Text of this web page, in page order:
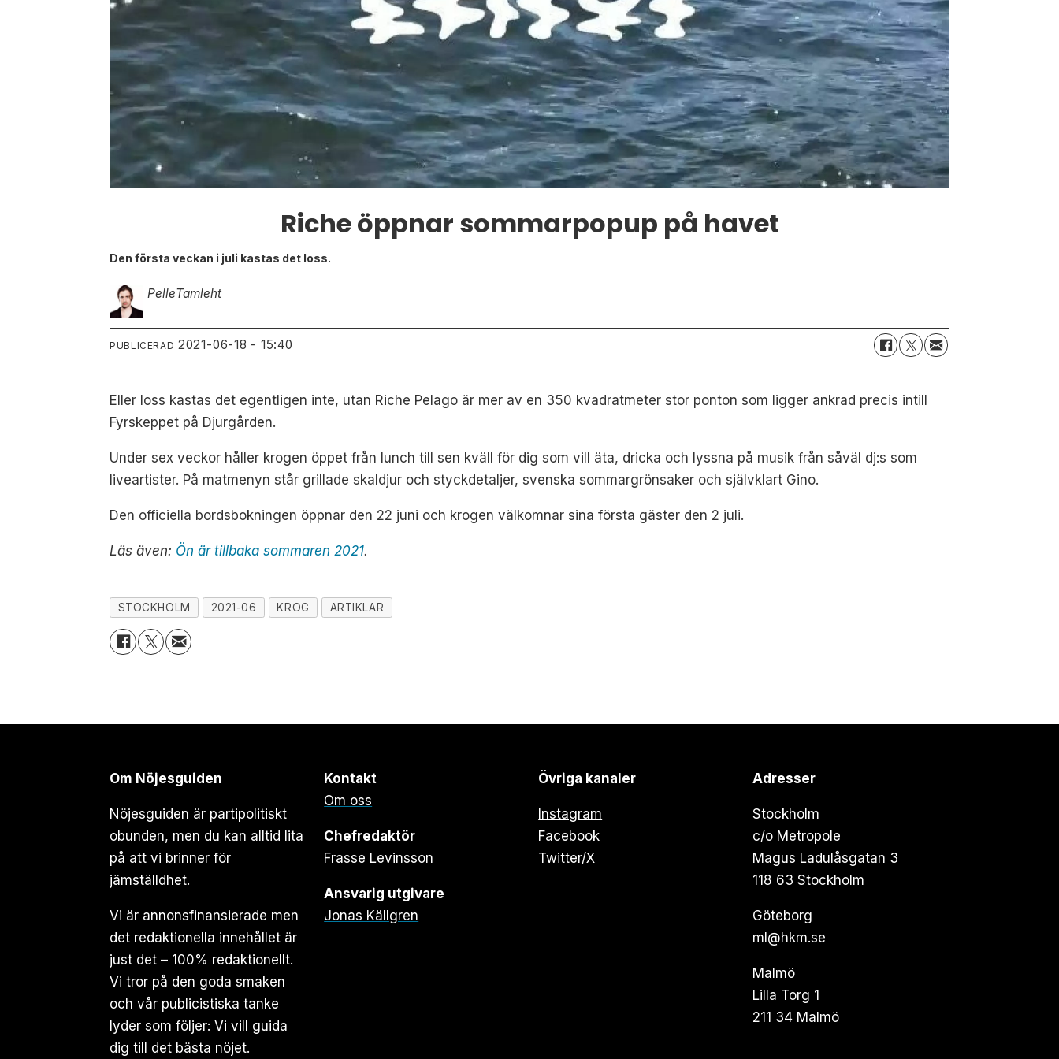
Riche öppnar sommarpopup på havet
Den första veckan i juli kastas det loss.
PelleTamleht
PUBLICERAD 2021-06-18 - 15:40
Eller loss kastas det egentligen inte, utan Riche Pelago är mer av en 350 kvadratmeter stor ponton som ligger ankrad precis intill
Fyrskeppet på Djurgården.
Under sex veckor håller krogen öppet från lunch till sen kväll för dig som vill äta, dricka och lyssna på musik från såväl dj:s som
liveartister. På matmenyn står grillade skaldjur och styckdetaljer, svenska sommargrönsaker och självklart Gino.
Den officiella bordsbokningen öppnar den 22 juni och krogen välkomnar sina första gäster den 2 juli.
Läs även: Ön är tillbaka sommaren 2021.
STOCKHOLM 2021-06 KROG ARTIKLAR
Om Nöjesguiden
Nöjesguiden är partipolitiskt
obunden, men du kan alltid lita
på att vi brinner för
jämställdhet.
Vi är annonsfinansierade men
det redaktionella innehållet är
just det – 100% redaktionellt.
Vi tror på den goda smaken
och vår publicistiska tanke
lyder som följer: Vi vill guida
dig till det bästa nöjet.
Kontakt
Om oss
Chefredaktör
Frasse Levinsson
Ansvarig utgivare
Jonas Källgren
Övriga kanaler
Instagram
Facebook
Twitter/X
Adresser
Stockholm
c/o Metropole
Magus Ladulåsgatan 3
118 63 Stockholm
Göteborg
ml@hkm.se
Malmö
Lilla Torg 1
211 34 Malmö